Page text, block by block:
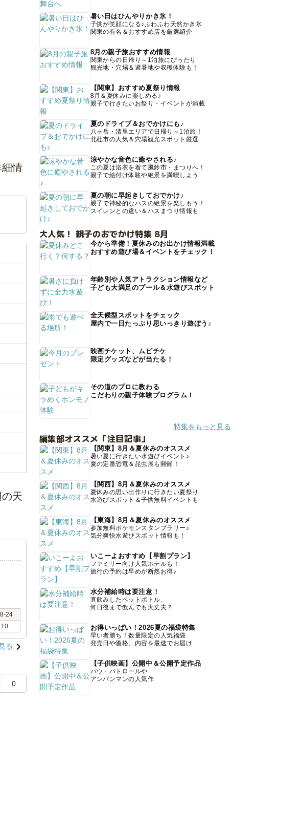
情
天
24
10
る
0
暑い日はひんやりかき氷！
子供が笑顔になる♪ふわふわ天然かき氷
関東の有名＆おすすめ店を厳選紹介
8月の親子旅おすすめ情報
関東からの日帰り～1泊旅にぴったり
観光地・穴場＆避暑地や収穫体験も！
【関東】おすすめ夏祭り情報
8月＆夏休みに楽しめる♪
親子で行きたいお祭り・イベントが満載
夏のドライブ＆おでかけにも♪
八ヶ岳・清里エリアで日帰り～1泊旅！
北杜市の人気＆穴場観光スポット厳選
涼やかな音色に癒やされる♪
この夏は浴衣を着て風鈴市・まつりへ！
親子で絵付け体験や絶景を満喫しよう
夏の朝に早起きしておでかけ♪
親子で神秘的なハスの絶景を楽しもう！
スイレンとの違い＆ハスまつり情報も
大人気！ 親子のおでかけ特集 8月
今から準備！夏休みのお出かけ情報満載
おすすめ遊び場＆イベントをチェック！
年齢別や人気アトラクション情報など
子ども大満足のプール＆水遊びスポット
全天候型スポットをチェック
屋内で一日たっぷり思いっきり遊ぼう♪
映画チケット、ムビチケ
限定グッズなどが当たる！
その道のプロに教わる
こだわりの親子体験プログラム！
特集をもっと見る
編集部オススメ「注目記事」
【関東】8月＆夏休みのオススメ
暑い夏に行きたい水遊びイベント♪
夏の定番恐竜＆昆虫展も開催！
【関西】8月＆夏休みのオススメ
夏休みの思い出作りに行きたい夏祭り
水遊びスポット＆子供無料イベントも
【東海】8月＆夏休みのオススメ
参加無料ポケモンスタンプラリー♪
気分爽快水遊びスポット情報も！
いこーよおすすめ【早割プラン】
ファミリー向け人気ホテルも！
旅行の予約は早めが断然お得♪
水分補給時は要注意！
直飲みしたペットボトル、
何日後まで飲んでも大丈夫？
お得いっぱい！2026夏の福袋特集
早い者勝ち！数量限定の人気福袋
発売日や価格、内容を最速でお届け
【子供映画】公開中＆公開予定作品
パウ・パトロールや
アンパンマンの人気作